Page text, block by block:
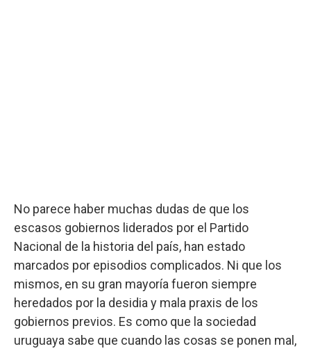
No parece haber muchas dudas de que los
escasos gobiernos liderados por el Partido
Nacional de la historia del país, han estado
marcados por episodios complicados. Ni que los
mismos, en su gran mayoría fueron siempre
heredados por la desidia y mala praxis de los
gobiernos previos. Es como que la sociedad
uruguaya sabe que cuando las cosas se ponen mal,